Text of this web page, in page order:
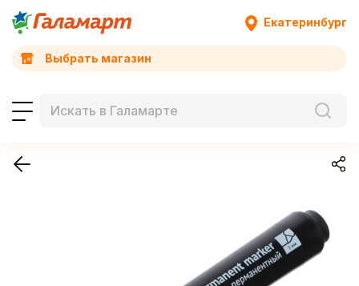
Екатеринбург
Выбрать магазин